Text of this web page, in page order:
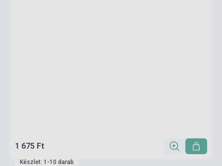
1 675 Ft
Készlet: 1-10 darab